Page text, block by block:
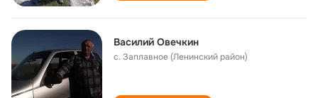
Василий Овечкин
с. Заплавное (Ленинский район)